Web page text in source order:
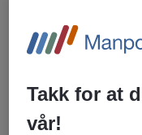
Vi jobber daglig med
en butikkjobb, men
får innsikt i.
Takk for at
vår!